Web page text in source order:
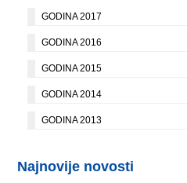
GODINA 2017
GODINA 2016
GODINA 2015
GODINA 2014
GODINA 2013
Najnovije novosti